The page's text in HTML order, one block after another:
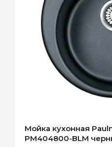
Мойка кухонная
PM404800-BLM